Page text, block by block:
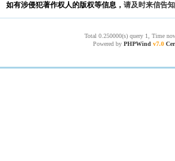
如有涉侵犯著作权人的版权等信息， 请及时来信告知
Total 0.250000(s) query 1, Time
Powered by PHPWind v7.0